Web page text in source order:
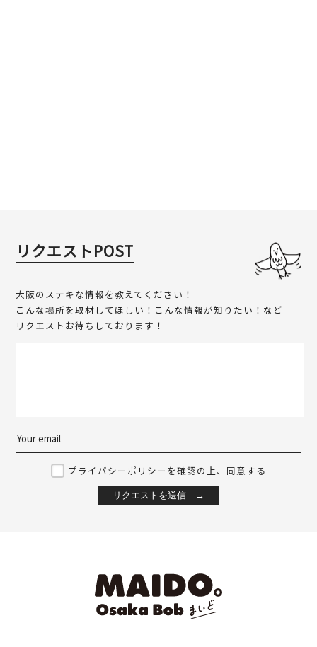
リクエストPOST
大阪のステキな情報を教えてください！
こんな場所を取材してほしい！こんな情報が知りたい！など
リクエストお待ちしております！
プライバシーポリシーを確認の上、同意する